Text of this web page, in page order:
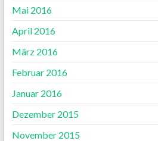
Mai 2016
April 2016
März 2016
Februar 2016
Januar 2016
Dezember 2015
November 2015